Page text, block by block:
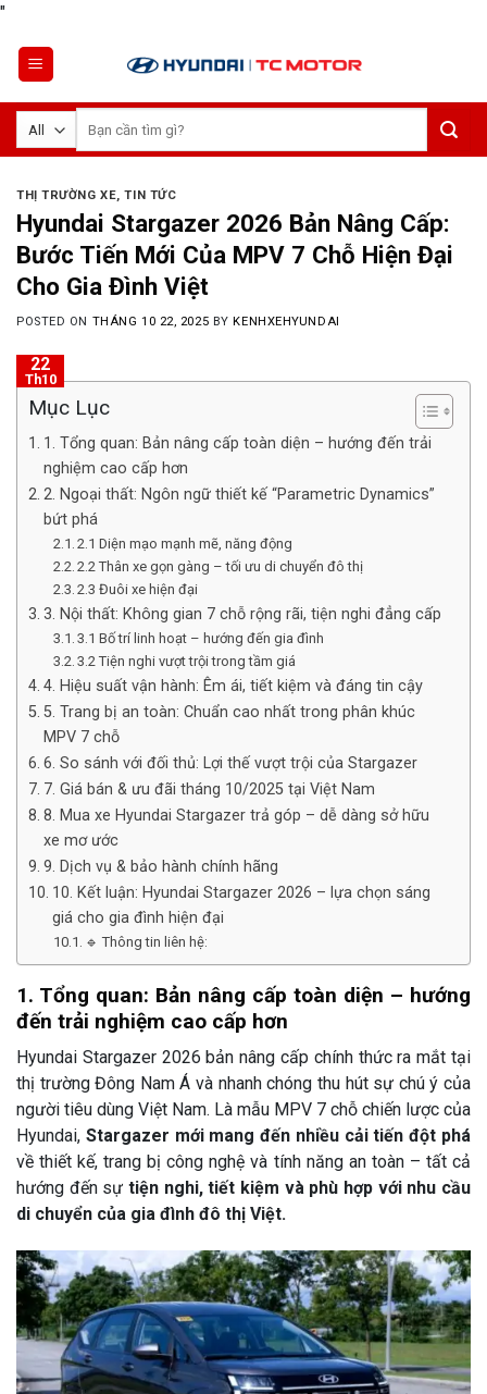
"Skip
content
kiếm:
THỊ TRƯỜNG XE,TIN TỨC
Hyundai Stargazer 2026 Bản Nâng Cấp:
Bước Tiến Mới Của MPV 7 Chỗ Hiện Đại
Cho Gia Đình Việt
POSTED ON THÁNG 10 22, 2025 BYKENHXEHYUNDAI
22
Th10
Mục Lục
1. Tổng quan: Bản nâng cấp toàn diện – hướng đến trải
nghiệm cao cấp hơn
2. Ngoại thất: Ngôn ngữ thiết kế “Parametric Dynamics”
bứt phá
2.1 Diện mạo mạnh mẽ, năng động
2.2 Thân xe gọn gàng – tối ưu di chuyển đô thị
2.3 Đuôi xe hiện đại
3. Nội thất: Không gian 7 chỗ rộng rãi, tiện nghi đẳng cấp
3.1 Bố trí linh hoạt – hướng đến gia đình
3.2 Tiện nghi vượt trội trong tầm giá
4. Hiệu suất vận hành: Êm ái, tiết kiệm và đáng tin cậy
5. Trang bị an toàn: Chuẩn cao nhất trong phân khúc
MPV 7 chỗ
6. So sánh với đối thủ: Lợi thế vượt trội của Stargazer
7. Giá bán & ưu đãi tháng 10/2025 tại Việt Nam
8. Mua xe Hyundai Stargazer trả góp – dễ dàng sở hữu
xe mơ ước
9. Dịch vụ & bảo hành chính hãng
10. Kết luận: Hyundai Stargazer 2026 – lựa chọn sáng
giá cho gia đình hiện đại
🔹 Thông tin liên hệ:
1. Tổng quan: Bản nâng cấp toàn diện – hướng
đến trải nghiệm cao cấp hơn
Hyundai Stargazer 2026 bản nâng cấp chính thức ra mắt tại
thị trường Đông Nam Á và nhanh chóng thu hút sự chú ý của
người tiêu dùng Việt Nam. Là mẫu MPV 7 chỗ chiến lược của
Hyundai, Stargazer mới mang đến nhiều cải tiến đột phá
về thiết kế, trang bị công nghệ và tính năng an toàn – tất cả
hướng đến sự tiện nghi, tiết kiệm và phù hợp với nhu cầu
di chuyển của gia đình đô thị Việt.